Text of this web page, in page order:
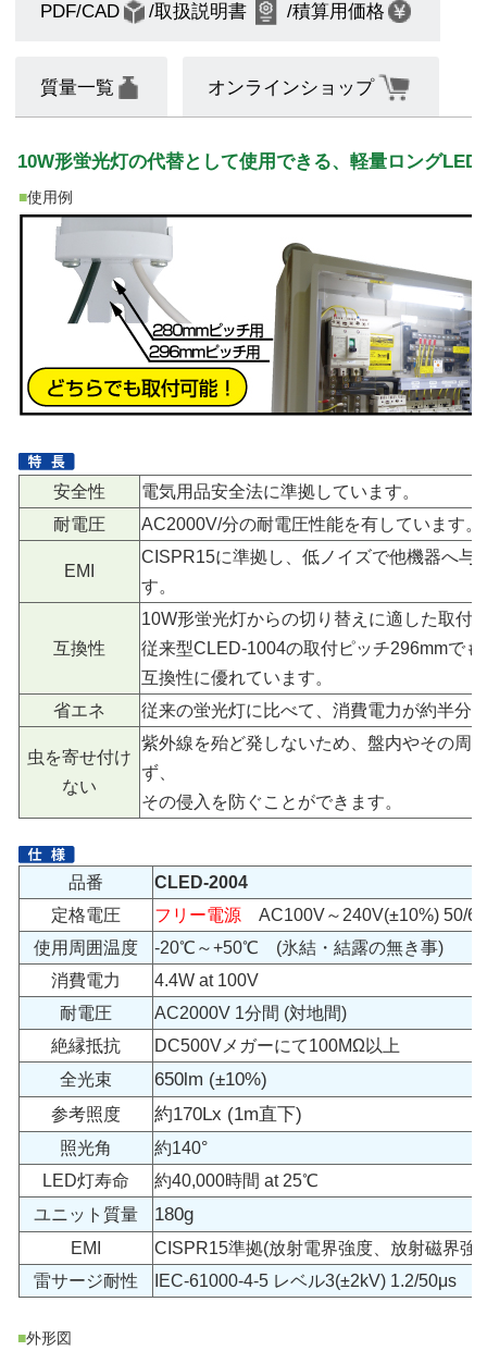
PDF/CAD /取扱説明書 /積算用価格
質量一覧 オンラインショップ
10W形蛍光灯の代替として使用できる、軽量ロングLED
■使用例
安全性
電気用品安全法に準拠しています。
耐電圧
AC2000V/分の耐電圧性能を有しています。
EMI
CISPR15に準拠し、低ノイズで他機器へ与
す。
互換性
10W形蛍光灯からの切り替えに適した取付
従来型CLED-1004の取付ピッチ296mmで
互換性に優れています。
省エネ
従来の蛍光灯に比べて、消費電力が約半分
虫を寄せ付け
ない
紫外線を殆ど発しないため、盤内やその周
ず、
その侵入を防ぐことができます。
品番
CLED-2004
定格電圧
フリー電源 AC100V～240V(±10%) 50/
使用周囲温度
-20℃～+50℃ (氷結・結露の無き事)
消費電力
4.4W at 100V
耐電圧
AC2000V 1分間 (対地間)
絶縁抵抗
DC500Vメガーにて100MΩ以上
全光束
650lm (±10%)
参考照度 約170Lx (1m直下)
照光角
約140°
LED灯寿命
約40,000時間 at 25℃
ユニット質量
180g
EMI
CISPR15準拠(放射電界強度、放射磁界強
雷サージ耐性
IEC-61000-4-5 レベル3(±2kV) 1.2/50μs
■外形図